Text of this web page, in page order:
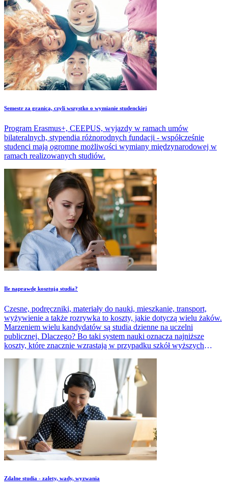
Semestr za granicą, czyli wszystko o wymianie studenckiej
Program Erasmus+, CEEPUS, wyjazdy w ramach umów
bilateralnych, stypendia różnorodnych fundacji - współcześnie
studenci mają ogromne możliwości wymiany międzynarodowej w
ramach realizowanych studiów.
​Ile naprawdę kosztują studia?
Czesne, podręczniki, materiały do nauki, mieszkanie, transport,
wyżywienie a także rozrywka to koszty, jakie dotyczą wielu żaków.
Marzeniem wielu kandydatów są studia dzienne na uczelni
publicznej. Dlaczego? Bo taki system nauki oznacza najniższe
koszty, które znacznie wzrastają w przypadku szkół wyższych
studenci, aby zyskać dyplom licencjata lub magistra?
Zdalne studia - zalety, wady, wyzwania